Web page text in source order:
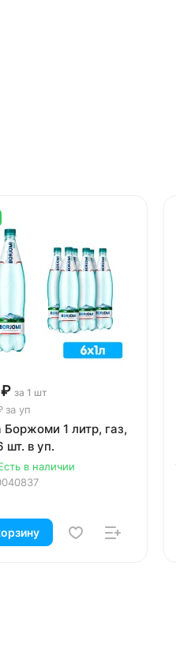
за 1 шт
за уп
Боржоми 1 литр, газ,
шт. в уп.
в наличии